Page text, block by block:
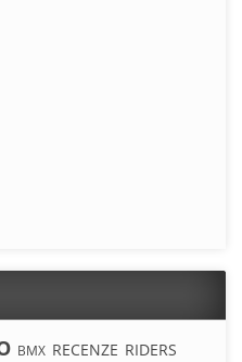
BMX RECENZE RIDERS